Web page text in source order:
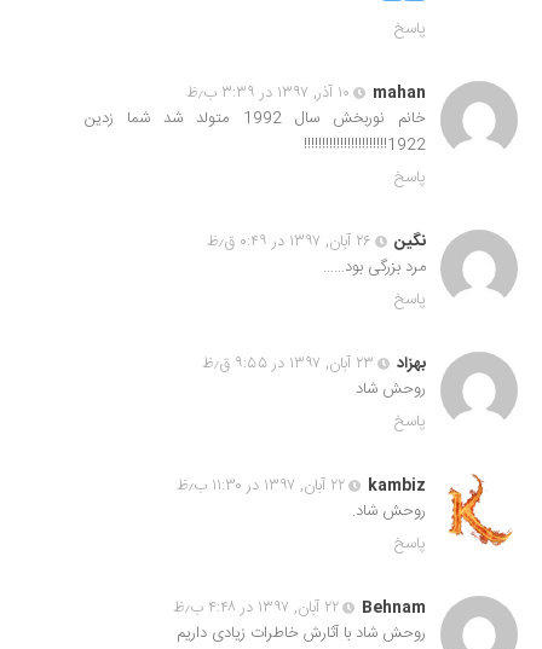
پاسخ
mahan
۱۰ آذر, ۱۳۹۷ در ۳:۳۹ ب٫ظ
خانم نوربخش سال 1992 متولد شد شما زدین
1922!!!!!!!!!!!!!!!!!!!!!!!
پاسخ
نگین
۲۶ آبان, ۱۳۹۷ در ۰:۴۹ ق٫ظ
مرد بزرگی بود……
پاسخ
بهزاد
۲۳ آبان, ۱۳۹۷ در ۹:۵۵ ق٫ظ
روحش شاد
پاسخ
kambiz
۲۲ آبان, ۱۳۹۷ در ۱۱:۳۰ ب٫ظ
روحش شاد.
پاسخ
Behnam
۲۲ آبان, ۱۳۹۷ در ۴:۴۸ ب٫ظ
روحش شاد با آثارش خاطرات زیادی داریم